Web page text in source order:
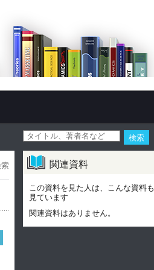
関連資料
この資料を見た人は、こんな資料も
見ています
関連資料はありません。